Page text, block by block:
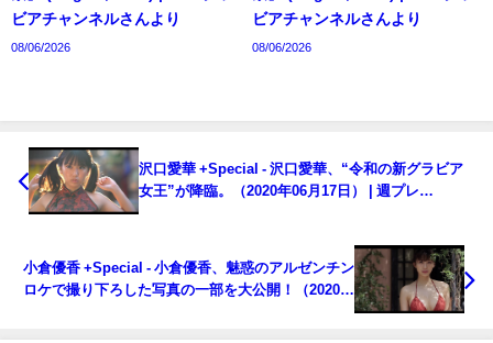
ビアチャンネルさんより
08/06/2026
ビアチャンネルさんより
08/06/2026
沢口愛華 +Special - 沢口愛華、“令和の新グラビア
女王”が降臨。（2020年06月17日） | 週プレ
小倉優香 +Special - 小倉優香、魅惑のアルゼンチン
ロケで撮り下ろした写真の一部を大公開！（2020年